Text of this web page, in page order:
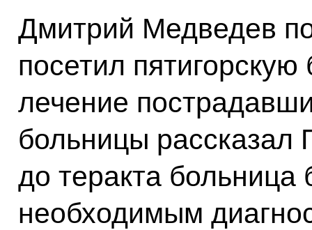
Дмитрий Медведев
посетил пятигорскую
лечение
больницы рассказал
до теракта
необходимым